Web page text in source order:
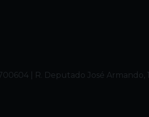
| R. Deputado José Armando,